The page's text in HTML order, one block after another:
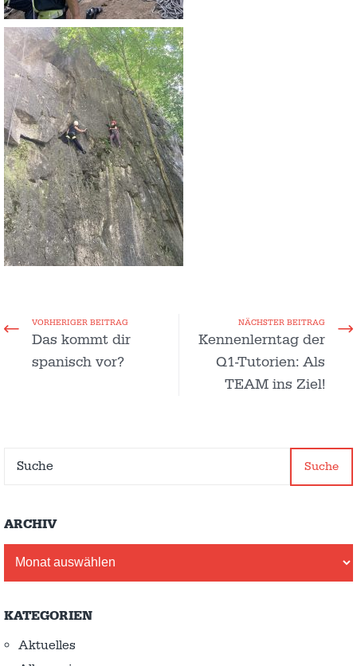
VORHERIGER BEITRAG
Das kommt dir
spanisch vor?
NÄCHSTER BEITRAG
Kennenlerntag der
Q1-Tutorien: Als
TEAM ins Ziel!
Suche
ARCHIV
KATEGORIEN
Aktuelles